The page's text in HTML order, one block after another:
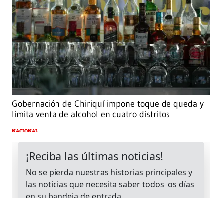
Gobernación de Chiriquí impone toque de queda y
limita venta de alcohol en cuatro distritos
NACIONAL